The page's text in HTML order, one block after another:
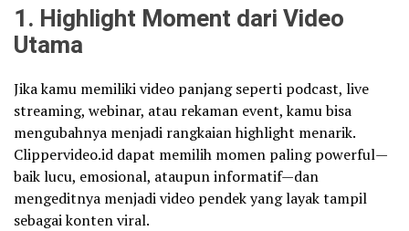
1. Highlight Moment dari Video
Utama
Jika kamu memiliki video panjang seperti podcast, live
streaming, webinar, atau rekaman event, kamu bisa
mengubahnya menjadi rangkaian highlight menarik.
Clippervideo.id dapat memilih momen paling powerful—
baik lucu, emosional, ataupun informatif—dan
mengeditnya menjadi video pendek yang layak tampil
sebagai konten viral.